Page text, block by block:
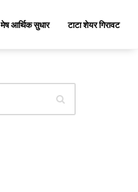
मेष आर्थिक सुधार टाटा शेयर गिरावट